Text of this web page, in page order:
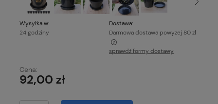
Wysyłka w:
24 godziny
Dostawa:
Darmowa dostawa powyżej 80 zł
Każde zamówienie o wartości powyżej 80 zł wysyłamy
sprawdź formy dostawy
Cena:
92,00 zł